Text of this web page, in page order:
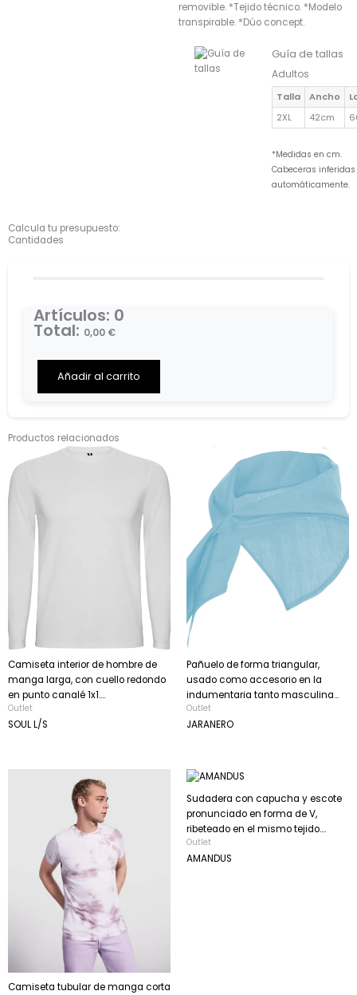
removible. *Tejido técnico. *Modelo
transpirable. *Dúo concept.
Guía de tallas
Adultos
Talla Ancho
2XL
42cm
*Medidas en cm.
Cabeceras inferidas
automáticamente.
Calcula tu presupuesto:
Cantidades
Artículos: 0
Total: 0,00 €
Items,
Total
$0.00
Añadir al carrito
Productos relacionados
Camiseta interior de hombre de
manga larga, con cuello redondo
en punto canalé 1x1....
Outlet
SOUL L/S
Pañuelo de forma triangular,
usado como accesorio en la
indumentaria tanto masculina...
Outlet
JARANERO
Camiseta tubular de manga corta
Sudadera con capucha y escote
pronunciado en forma de V,
ribeteado en el mismo tejido....
Outlet
AMANDUS